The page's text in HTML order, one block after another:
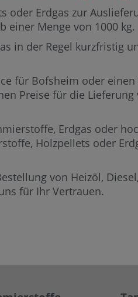
oder Erdgas zur
einer Menge von 1000 kg.
in der Regel kurzfristig
für Bofsheim oder
Preise für die Lieferung
Erdgas oder
Holzpellets oder
von Heizöl,
für Ihr Vertrauen.